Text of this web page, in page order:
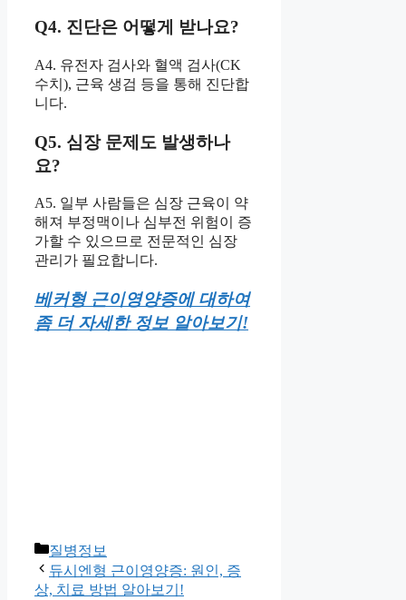
Q4. 진단은 어떻게 받나요?
A4. 유전자 검사와 혈액 검사(CK
수치), 근육 생검 등을 통해 진단합
니다.
Q5. 심장 문제도 발생하나
요?
A5. 일부 사람들은 심장 근육이 약
해져 부정맥이나 심부전 위험이 증
가할 수 있으므로 전문적인 심장
관리가 필요합니다.
베커형 근이영양증에 대하여
좀 더 자세한 정보 알아보기!
Categories
질병정보
듀시엔형 근이영양증: 원인, 증
상, 치료 방법 알아보기!